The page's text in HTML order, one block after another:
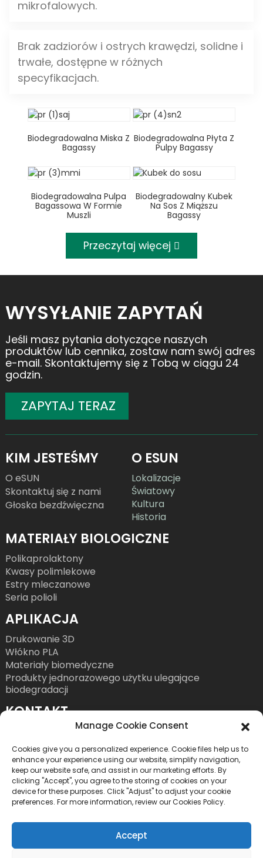
mikrofalowych.
Brak zadziorów i ostrych krawędzi, solidne i
trwałe, dostępne w różnych
specyfikacjach.
Biodegradowalna Miska Z
Bagassy
Biodegradowalna Płyta Z
Pulpy Bagassy
Biodegradowalna Pulpa
Bagassowa W Formie
Muszli
Biodegradowalny Kubek
Na Sos Z Miąższu
Bagassy
Przeczytaj więcej
WYSYŁANIE ZAPYTAŃ
Jeśli masz pytania dotyczące naszych
produktów lub cennika, zostaw nam swój adres
e-mail. Skontaktujemy się z Tobą w ciągu 24
godzin.
ZAPYTAJ TERAZ
KIM JESTEŚMY
O eSUN
Skontaktuj się z nami
Głoska bezdźwięczna
O ESUN
Lokalizacje
Światowy
Kultura
Historia
MATERIAŁY BIOLOGICZNE
Polikaprolaktony
Kwasy polimlekowe
Estry mleczanowe
Seria polioli
APLIKACJA
Drukowanie 3D
Włókno PLA
Materiały biomedyczne
Produkty jednorazowego użytku ulegające
biodegradacji
KONTAKT
Tel.: +86 755 86393186
Adres e-mail: bright@esungroup.net
Adres: 15A, Microsoft Ketong Building, No.55
Gaoxinnan 9th Road, High Tech Community,
Yuehai Street, Nanshan District, Shenzhen, Chiny
Manage Cookie Consent
Cookies give you a personalized experience. Cookie files help us to
enhance your experience using our website, simplify navigation,
keep our website safe, and assist in our marketing efforts. By
clicking "Accept", you agree to the storing of cookies on your
device for these purposes. Click "Adjust" to adjust your cookie
preferences. For more information, review our Cookies Policy.
Accept